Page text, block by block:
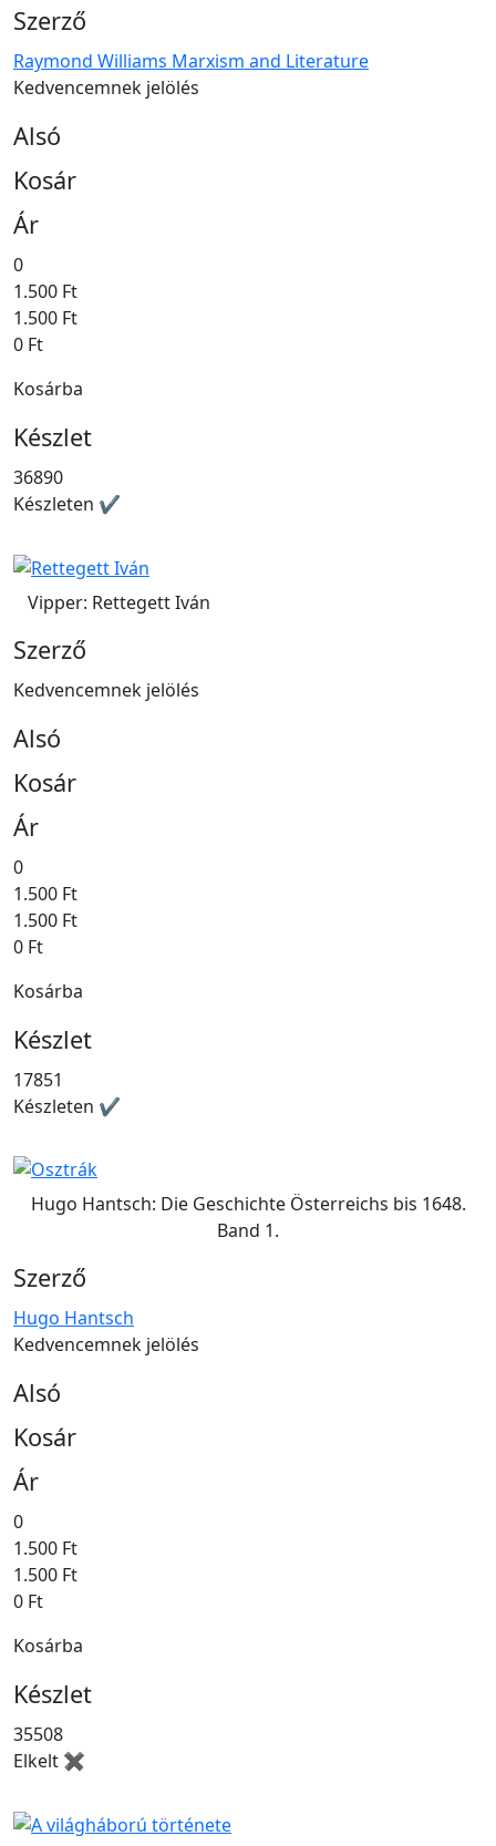
Szerző
Raymond Williams Marxism and Literature
Kedvencemnek jelölés
Alsó
Kosár
Ár
0
1.500 Ft
1.500 Ft
0 Ft
Kosárba
Készlet
36890
Készleten ✔
Vipper: Rettegett Iván
Szerző
Kedvencemnek jelölés
Alsó
Kosár
Ár
0
1.500 Ft
1.500 Ft
0 Ft
Kosárba
Készlet
17851
Készleten ✔
Hugo Hantsch: Die Geschichte Österreichs bis 1648.
Band 1.
Szerző
Hugo Hantsch
Kedvencemnek jelölés
Alsó
Kosár
Ár
0
1.500 Ft
1.500 Ft
0 Ft
Kosárba
Készlet
35508
Elkelt ✖